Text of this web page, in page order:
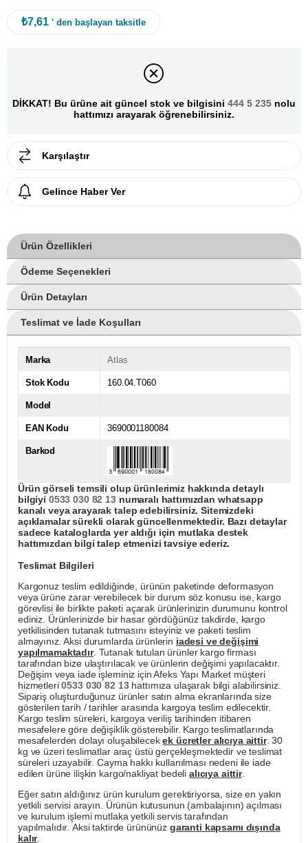
₺7,61 ' den başlayan taksitle
DİKKAT! Bu ürüne ait güncel stok ve bilgisini 444 5 235 nolu
hattımızı arayarak öğrenebilirsiniz.
Karşılaştır
Gelince Haber Ver
Ürün Özellikleri
Ödeme Seçenekleri
Ürün Detayları
Teslimat ve İade Koşulları
Marka Atlas
Stok Kodu 160.04.T060
Model
EAN Kodu 3690001180084
Barkod
Ürün görseli temsili olup ürünlerimiz hakkında detaylı
bilgiyi 0533 030 82 13numaralı hattımızdan whatsapp
kanalı veya arayarak talep edebilirsiniz. Sitemizdeki
açıklamalar sürekli olarak güncellenmektedir. Bazı detaylar
sadece kataloglarda yer aldığı için mutlaka destek
hattımızdan bilgi talep etmenizi tavsiye ederiz.
Teslimat Bilgileri
Kargonuz teslim edildiğinde, ürünün paketinde deformasyon
veya ürüne zarar verebilecek bir durum söz konusu ise, kargo
görevlisi ile birlikte paketi açarak ürünlerinizin durumunu kontrol
ediniz. Ürünlerinizde bir hasar gördüğünüz takdirde, kargo
yetkilisinden tutanak tutmasını isteyiniz ve paketi teslim
almayınız. Aksi durumlarda ürünlerin iadesi ve değişimi
yapılmamaktadır. Tutanak tutulan ürünler kargo firması
tarafından bize ulaştırılacak ve ürünlerin değişimi yapılacaktır.
Değişim veya iade işleminiz için Afeks Yapı Market müşteri
hizmetleri0533 030 82 13hattımıza ulaşarak bilgi alabilirsiniz.
Sipariş oluşturduğunuz ürünler satın alma ekranlarında size
gösterilen tarih / tarihler arasında kargoya teslim edilecektir.
Kargo teslim süreleri, kargoya veriliş tarihinden itibaren
mesafelere göre değişiklik gösterebilir. Kargo teslimatlarında
mesafelerden dolayı oluşabilecekek ücretler alıcıya aittir. 30
kg ve üzeri teslimatlar araç üstü gerçekleşmektedir ve teslimat
süreleri uzayabilir. Cayma hakkı kullanılması nedeni ile iade
edilen ürüne ilişkin kargo/nakliyat bedeli alıcıya aittir.
Eğer satın aldığınız ürün kurulum gerektiriyorsa, size en yakın
yetkili servisi arayın. Ürünün kutusunun (ambalajının) açılması
ve kurulum işlemi mutlaka yetkili servis tarafından
yapılmalıdır. Aksi taktirde ürününüz garanti kapsamı dışında
kalır.